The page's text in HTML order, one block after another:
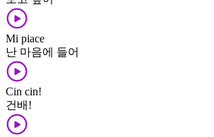
Mi piace
난 마음에 들어
Cin cin!
건배!